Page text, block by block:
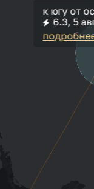
к югу от
6.3, 5